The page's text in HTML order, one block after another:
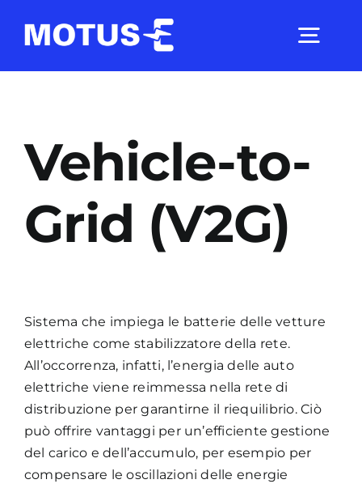
Studi e ricerche
Analisi di mercato
Comunicati Stampa
Academy
Vehicle-to-
Grid (V2G)
Sistema che impiega le batterie delle vetture
elettriche come stabilizzatore della rete.
All’occorrenza, infatti, l’energia delle auto
elettriche viene reimmessa nella rete di
distribuzione per garantirne il riequilibrio. Ciò
può offrire vantaggi per un’efficiente gestione
del carico e dell’accumulo, per esempio per
compensare le oscillazioni delle energie